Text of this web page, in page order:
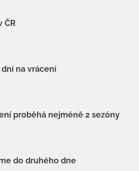
ČR
dní na vrácení
proběhá nejméně 2 sezóny
do druhého dne